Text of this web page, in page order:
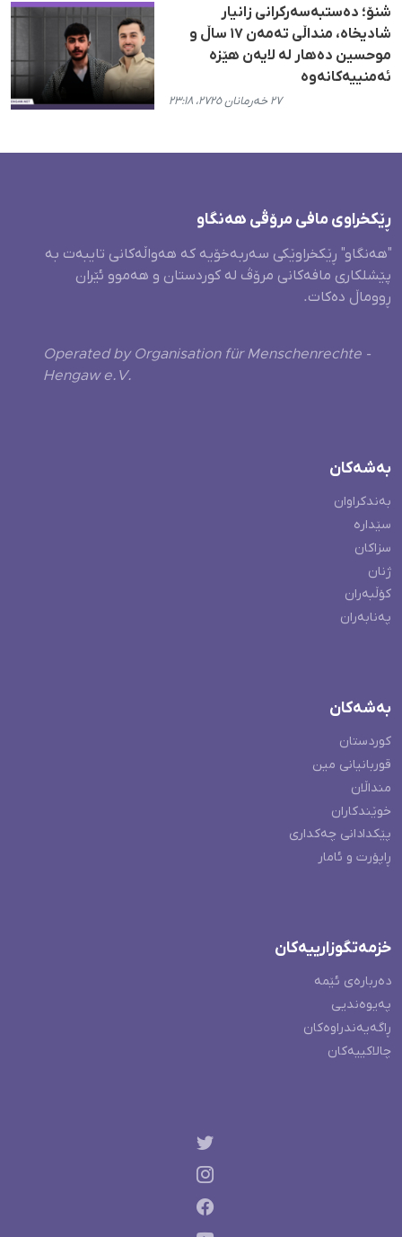
شنۆ؛ دەستبەسەرکرانی زانیار
شادیخاە، منداڵی تەمەن ۱۷ ساڵ و
موحسین دەهار لە لایەن هێزە
ئەمنییەکانەوە
٢٧ خەرمانان ٢٧٢٥، ٢٣:١٨
ڕێکخراوی مافی مرۆڤی هەنگاو
"هەنگاو" ڕێکخراوێکی سەربەخۆیە کە هەواڵەکانی تایبەت بە
پێشلکاری مافەکانی مرۆڤ لە کوردستان و هەموو ئێران
ڕووماڵ دەکات.
Operated by Organisation für Menschenrechte -
Hengaw e.V.
بەشەکان
بەندکراوان
سێدارە
سزاکان
ژنان
کۆڵبەران
پەنابەران
بەشەکان
کوردستان
قوربانیانی مین
منداڵان
خوێندکاران
پێکدادانی چەکداری
ڕاپۆرت و ئامار
خزمەتگوزارییەکان
دەربارەی ئێمە
پەیوەندیی
ڕاگەیەندراوەکان
چالاکییەکان